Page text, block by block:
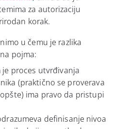
za autorizaciju
korak.
u čemu je razlika
pojma:
je proces utvrđivanja
(praktično se proverava
ima pravo da pristupi
definisanje nivoa